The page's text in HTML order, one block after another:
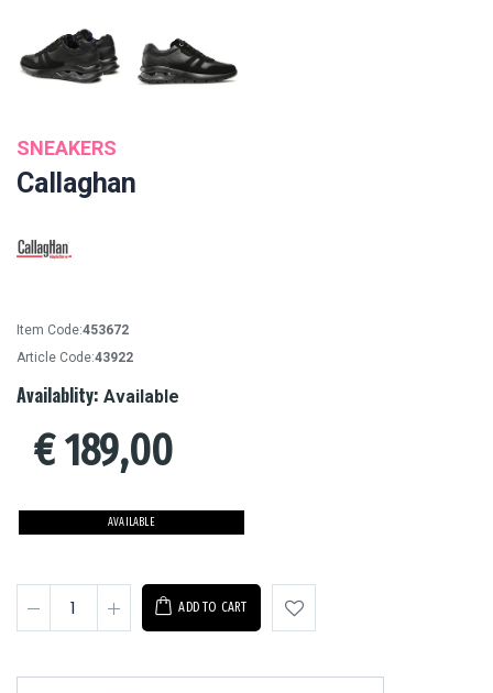
SNEAKERS
Callaghan
Item Code:453672
Article Code:43922
Availablity: Available
€189,00
AVAILABLE
ADD TO CART